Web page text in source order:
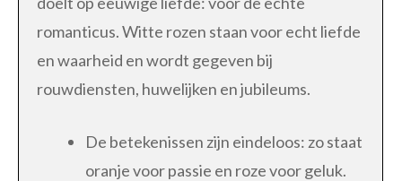
romanticus. Witte rozen staan voor echt liefde
en waarheid en wordt gegeven bij
rouwdiensten, huwelijken en jubileums.
De betekenissen zijn eindeloos: zo staat
oranje voor passie en roze voor geluk.